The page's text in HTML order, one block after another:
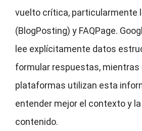
vuelto crítica, particularmente
(BlogPosting) y FAQPage.
lee explícitamente datos
formular respuestas, mientras
plataformas utilizan esta
entender mejor el contexto y
contenido.